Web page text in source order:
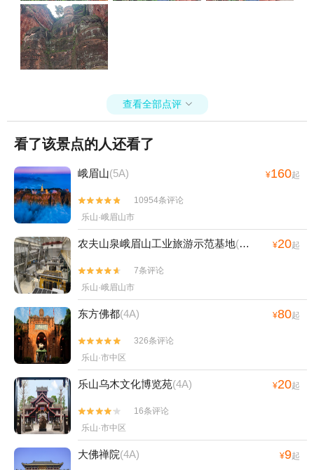
查看全部点评 
看了该景点的人还看了
峨眉山(5A) ¥160起


10954条评论
乐山·峨眉山市
农夫山泉峨眉山工业旅游示范基地(4A) ¥20起


7条评论
乐山·峨眉山市
东方佛都(4A) ¥80起


326条评论
乐山·市中区
乐山乌木文化博览苑(4A) ¥20起


16条评论
乐山·市中区
大佛禅院(4A) ¥9起